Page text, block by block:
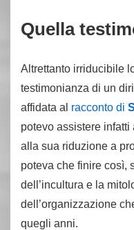
Quella
Altrettanto irriducibile
testimonianza di un
affidata al racconto di
potevo assistere
alla sua riduzione a
poteva che finire così,
dell’incultura e la
dell’organizzazione
quegli anni.